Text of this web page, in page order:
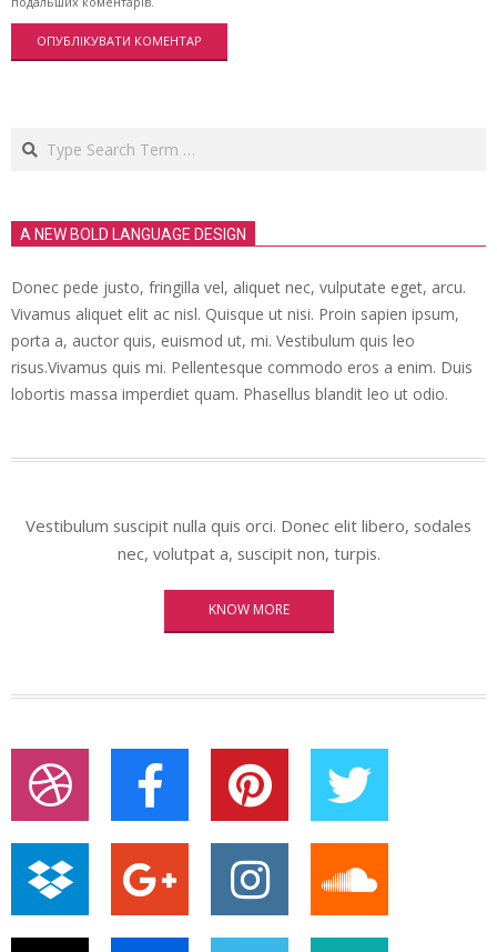
Search
A NEW BOLD LANGUAGE DESIGN
Donec pede justo, fringilla vel, aliquet nec, vulputate eget, arcu.
Vivamus aliquet elit ac nisl. Quisque ut nisi. Proin sapien ipsum,
porta a, auctor quis, euismod ut, mi. Vestibulum quis leo
risus.Vivamus quis mi. Pellentesque commodo eros a enim. Duis
lobortis massa imperdiet quam. Phasellus blandit leo ut odio.
Vestibulum suscipit nulla quis orci. Donec elit libero, sodales
nec, volutpat a, suscipit non, turpis.
KNOW MORE